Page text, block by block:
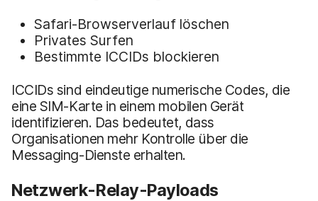
Safari-Browserverlauf löschen
Privates Surfen
Bestimmte ICCIDs blockieren
ICCIDs sind eindeutige numerische Codes, die
eine SIM-Karte in einem mobilen Gerät
identifizieren. Das bedeutet, dass
Organisationen mehr Kontrolle über die
Messaging-Dienste erhalten.
Netzwerk-Relay-Payloads